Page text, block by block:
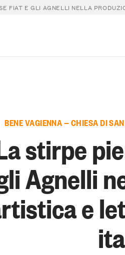
FIAT E GLI AGNELLI NELLA
BENE VAGIENNA — CHIESA DI
stirpe
Agnelli
e